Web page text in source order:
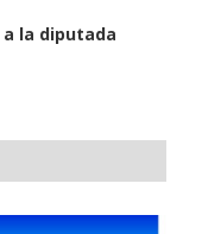
a la diputada